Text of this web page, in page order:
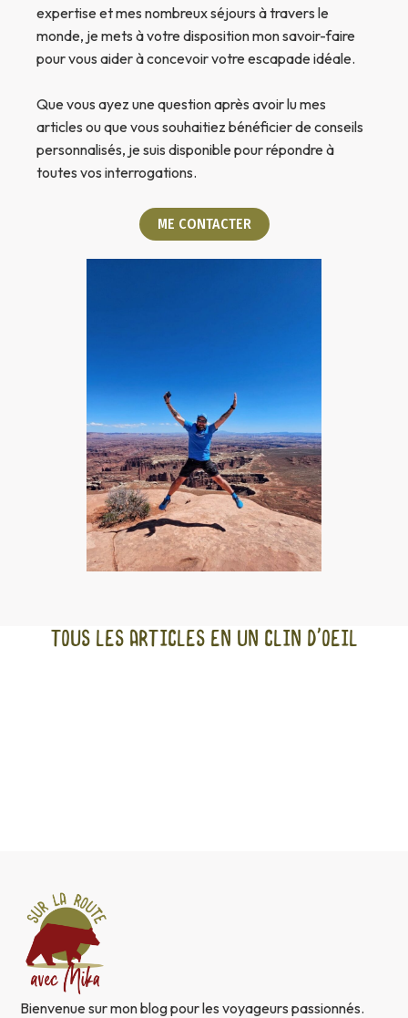
expertise et mes nombreux séjours à travers le
monde, je mets à votre disposition mon savoir-faire
pour vous aider à concevoir votre escapade idéale.
Que vous ayez une question après avoir lu mes
articles ou que vous souhaitiez bénéficier de conseils
personnalisés, je suis disponible pour répondre à
toutes vos interrogations.
ME CONTACTER
Tous les articles en un clin d'oeil
Bienvenue sur mon blog pour les voyageurs passionnés.